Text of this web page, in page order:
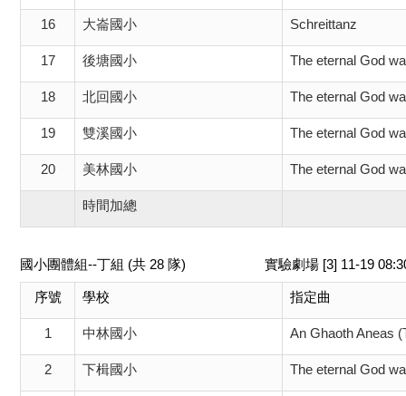
16 大崙國小 Schreittanz
17 後塘國小 The eternal God
18 北回國小 The eternal God
19 雙溪國小 The eternal God
20 美林國小 The eternal God
時間加總
國小團體組--丁組 (共 28 隊) 實驗劇場 [3] 11-19
序號 學校 指定曲
1 中林國小 An Ghaoth Aneas
2 下楫國小 The eternal God